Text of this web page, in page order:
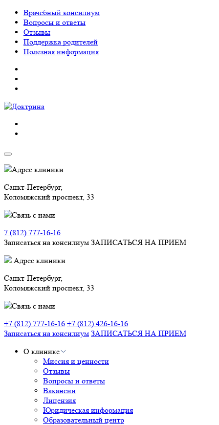
Врачебный консилиум
Вопросы и ответы
Отзывы
Поддержка родителей
Полезная информация
Адрес клиники
Санкт-Петербург,
Коломяжский проспект, 33
Связь с нами
7 (812) 777-16-16
Записаться на консилиум ЗАПИСАТЬСЯ НА ПРИЕМ
Адрес клиники
Санкт-Петербург,
Коломяжский проспект, 33
Связь с нами
+7 (812) 777-16-16 +7 (812) 426-16-16
Записаться на консилиум ЗАПИСАТЬСЯ НА ПРИЕМ
О клинике
Миссия и ценности
Отзывы
Вопросы и ответы
Вакансии
Лицензия
Юридическая информация
Образовательный центр